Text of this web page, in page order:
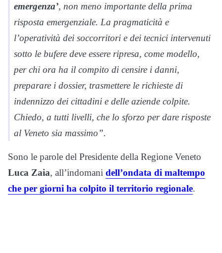
emergenza’, non meno importante della prima
risposta emergenziale. La pragmaticità e
l’operatività dei soccorritori e dei tecnici intervenuti
sotto le bufere deve essere ripresa, come modello,
per chi ora ha il compito di censire i danni,
preparare i dossier, trasmettere le richieste di
indennizzo dei cittadini e delle aziende colpite.
Chiedo, a tutti livelli, che lo sforzo per dare risposte
al Veneto sia massimo”.
Sono le parole del Presidente della Regione Veneto
Luca Zaia, all’indomani dell’ondata di maltempo
che per giorni ha colpito il territorio regionale.